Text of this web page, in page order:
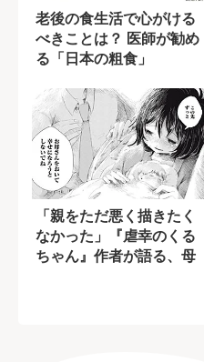
老後の食生活で心がける
べきことは？ 医師が勧め
る「日本の粗食」
「親をただ悪く描きたく
なかった」『虐幸のくる
ちゃん』作者が語る、母